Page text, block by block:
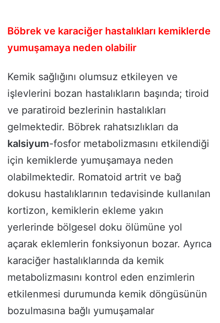
Böbrek ve karaciğer hastalıkları kemiklerde
yumuşamaya neden olabilir
Kemik sağlığını olumsuz etkileyen ve
işlevlerini bozan hastalıkların başında; tiroid
ve paratiroid bezlerinin hastalıkları
gelmektedir. Böbrek rahatsızlıkları da
kalsiyum-fosfor metabolizmasını etkilendiği
için kemiklerde yumuşamaya neden
olabilmektedir. Romatoid artrit ve bağ
dokusu hastalıklarının tedavisinde kullanılan
kortizon, kemiklerin ekleme yakın
yerlerinde bölgesel doku ölümüne yol
açarak eklemlerin fonksiyonun bozar. Ayrıca
karaciğer hastalıklarında da kemik
metabolizmasını kontrol eden enzimlerin
etkilenmesi durumunda kemik döngüsünün
bozulmasına bağlı yumuşamalar